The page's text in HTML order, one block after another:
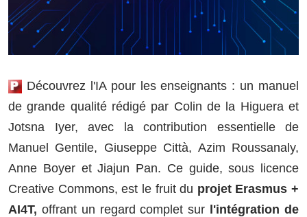
Découvrez l'IA pour les enseignants : un manuel
de grande qualité rédigé par Colin de la Higuera et
Jotsna Iyer, avec la contribution essentielle de
Manuel Gentile, Giuseppe Città, Azim Roussanaly,
Anne Boyer et Jiajun Pan. Ce guide, sous licence
Creative Commons, est le fruit du projet Erasmus +
AI4T, offrant un regard complet sur l'intégration de